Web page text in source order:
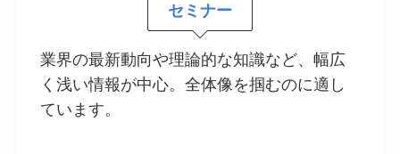
セミナー
業界の最新動向や理論的な知識など、幅広
く浅い情報が中心。全体像を掴むのに適し
ています。